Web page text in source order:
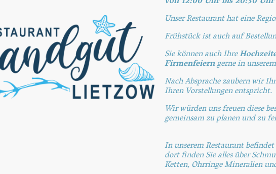
Unser Restaurant hat eine
Frühstück ist auch auf
Sie können auch Ihre
Firmenfeierngerne in
Nach Absprache zaubern wir
Ihren Vorstellungen entspricht.
Wir würden uns freuen diese
gemeinsam zu planen und zu
In unserem Restaurant
dort finden Sie alles über
Ketten, Ohrringe Mineralien